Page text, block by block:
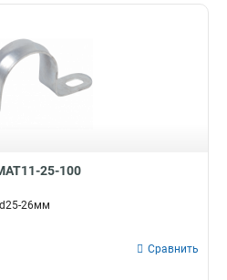
25-100
26мм
Сравнить